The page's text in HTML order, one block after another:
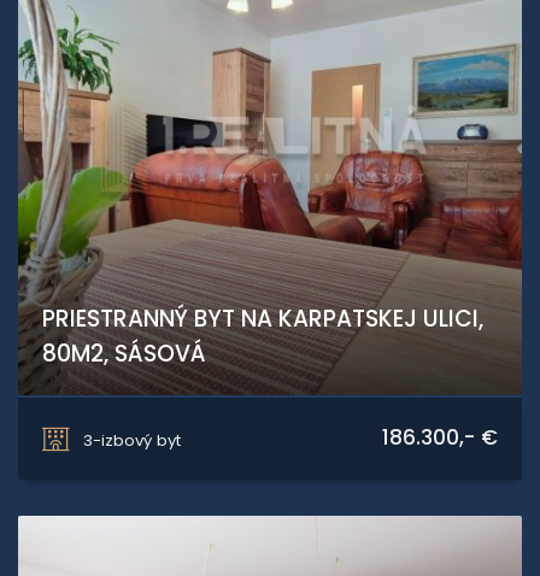
PRIESTRANNÝ BYT NA KARPATSKEJ ULICI,
80M2, SÁSOVÁ
3-izbový byt
186.300,- €